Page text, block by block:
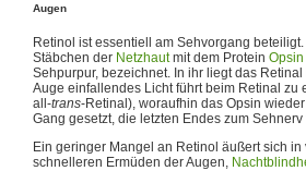
Augen
Retinol ist essentiell am Sehvorgang
Stäbchen der Netzhautmit dem Protein Opsin
Sehpurpur, bezeichnet. In ihr liegt das
Auge einfallendes Licht führt beim Retinal zu
all-trans-Retinal), woraufhin das Opsin
Gang gesetzt, die letzten Endes zum Sehnerv
Ein geringer Mangel an Retinol äußert sich
schnelleren Ermüden der Augen,